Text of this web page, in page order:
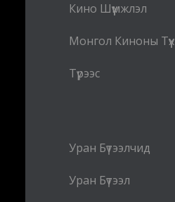
Кино Шүүмжлэл
Монгол Киноны Түүх
Түрээс
Уран Бүтээлчид
Уран Бүтээл